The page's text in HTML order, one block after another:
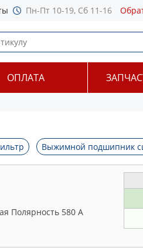
Пн-Пт 10-19, Сб 11-16
ОПЛАТА
Выжимной подшипник
Полярность 580 А